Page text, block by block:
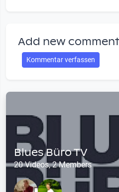
Add new comment
Kommentar verfassen
Blues Büro TV
20 Videos, 2 Members